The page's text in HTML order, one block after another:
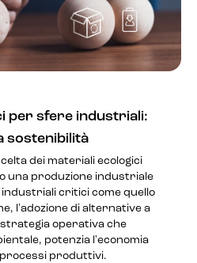
per sfere industriali:
sostenibilità
dei materiali ecologici
una produzione industriale
critici come quello
l'adozione di alternative a
operativa che
potenzia l'economia
produttivi.